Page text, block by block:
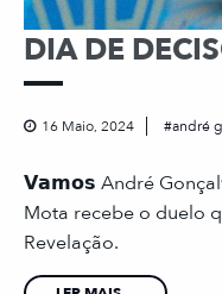
DIA DE
16 Maio, 2024 andré
𝗩𝗮𝗺𝗼𝘀 André
Mota recebe o duelo
Revelação.